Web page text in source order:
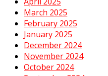
March 2025
February 2025
January 2025
December 2024
November 2024
October 2024